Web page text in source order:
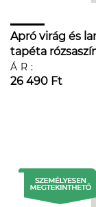
Apró virág és
tapéta
ÁR:
26 490 Ft